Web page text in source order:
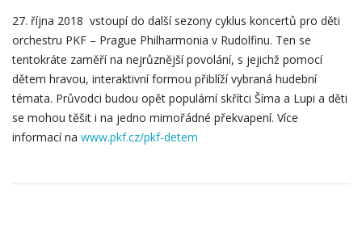
27. října 2018 vstoupí do další sezony cyklus koncertů pro děti
orchestru PKF – Prague Philharmonia v Rudolfinu. Ten se
tentokráte zaměří na nejrůznější povolání, s jejichž pomocí
dětem hravou, interaktivní formou přiblíží vybraná hudební
témata. Průvodci budou opět populární skřítci Šíma a Lupi a děti
se mohou těšit i na jedno mimořádné překvapení. Více
informací na www.pkf.cz/pkf-detem